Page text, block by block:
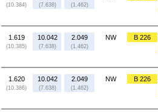
(10.384) (7.638) (1.462)
1.619
(10.385)
10.042
(7.638)
2.049
(1.462)
NW B 226
1.620
(10.386)
10.042
(7.638)
2.049
(1.462)
NW B 226